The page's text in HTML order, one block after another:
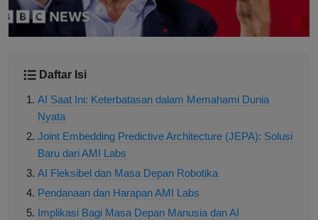
Daftar Isi
AI Saat Ini: Keterbatasan dalam Memahami Dunia
Nyata
Joint Embedding Predictive Architecture (JEPA): Solusi
Baru dari AMI Labs
AI Fleksibel dan Masa Depan Robotika
Pendanaan dan Harapan AMI Labs
Implikasi Bagi Masa Depan Manusia dan AI